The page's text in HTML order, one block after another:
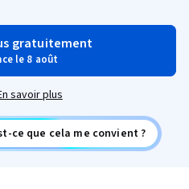
gratuitement
le 8 août
savoir plus
ce que cela me convient ?